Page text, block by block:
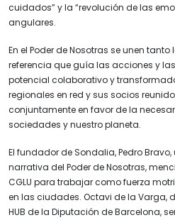
cuidados” y la “revolución de las
angulares.
En el Poder de Nosotras se unen
referencia que guía las acciones y
potencial colaborativo y
regionales en red y sus socios
conjuntamente en favor de la
sociedades y nuestro planeta.
El fundador de Sondalia, Pedro
narrativa del Poder de Nosotras,
CGLU para trabajar como fuerza
en las ciudades. Octavi de la Varga,
HUB de la Diputación de Barcelona,